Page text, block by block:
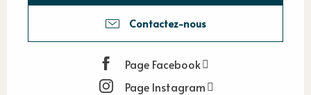
Contactez-nous
Page Facebook
Page Instagram